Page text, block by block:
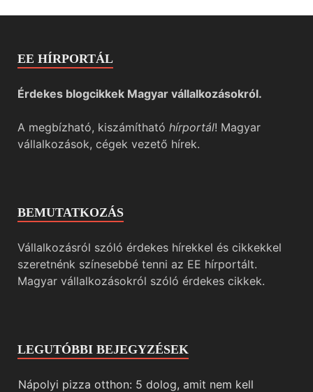
EE HÍRPORTÁL
Érdekes blogcikkek Magyar vállalkozásokról.
A megbízható, kiszámítható hírportál! Magyar
vállalkozások, cégek vezető hírek.
BEMUTATKOZÁS
Vállalkozásról szóló érdekes hírekkel és cikkekkel
szeretnénk színesebbé tenni az EE hírportált.
Magyar vállalkozásokról szóló érdekes cikkek.
LEGUTÓBBI BEJEGYZÉSEK
Nápolyi pizza otthon: 5 dolog, amit nem kell